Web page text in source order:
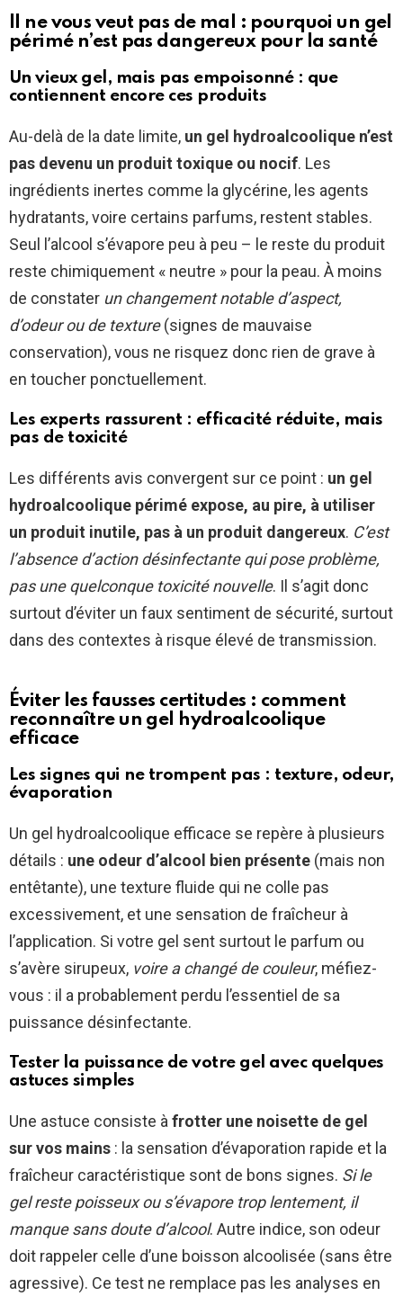
Il ne vous veut pas de mal : pourquoi un gel
périmé n’est pas dangereux pour la santé
Un vieux gel, mais pas empoisonné : que
contiennent encore ces produits
Au-delà de la date limite, un gel hydroalcoolique n’est
pas devenu un produit toxique ou nocif. Les
ingrédients inertes comme la glycérine, les agents
hydratants, voire certains parfums, restent stables.
Seul l’alcool s’évapore peu à peu – le reste du produit
reste chimiquement « neutre » pour la peau. À moins
de constater un changement notable d’aspect,
d’odeur ou de texture(signes de mauvaise
conservation), vous ne risquez donc rien de grave à
en toucher ponctuellement.
Les experts rassurent : efficacité réduite, mais
pas de toxicité
Les différents avis convergent sur ce point : un gel
hydroalcoolique périmé expose, au pire, à utiliser
un produit inutile, pas à un produit dangereux. C’est
l’absence d’action désinfectante qui pose problème,
pas une quelconque toxicité nouvelle. Il s’agit donc
surtout d’éviter un faux sentiment de sécurité, surtout
dans des contextes à risque élevé de transmission.
Éviter les fausses certitudes : comment
reconnaître un gel hydroalcoolique
efficace
Les signes qui ne trompent pas : texture, odeur,
évaporation
Un gel hydroalcoolique efficace se repère à plusieurs
détails : une odeur d’alcool bien présente (mais non
entêtante), une texture fluide qui ne colle pas
excessivement, et une sensation de fraîcheur à
l’application. Si votre gel sent surtout le parfum ou
s’avère sirupeux, voire a changé de couleur, méfiez-
vous : il a probablement perdu l’essentiel de sa
puissance désinfectante.
Tester la puissance de votre gel avec quelques
astuces simples
Une astuce consiste à frotter une noisette de gel
sur vos mains : la sensation d’évaporation rapide et la
fraîcheur caractéristique sont de bons signes. Si le
gel reste poisseux ou s’évapore trop lentement, il
manque sans doute d’alcool. Autre indice, son odeur
doit rappeler celle d’une boisson alcoolisée (sans être
agressive). Ce test ne remplace pas les analyses en